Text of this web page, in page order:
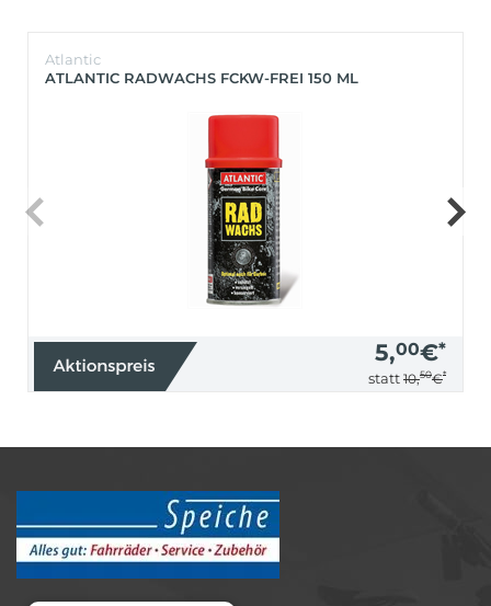
Atlantic
ATLANTIC RADWACHS FCKW-FREI 150 ML
5,00€*
statt 10,50€*